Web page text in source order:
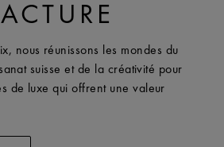
DISPONIBLE:
nous réunissons les mondes du
suisse et de la créativité pour
de luxe qui offrent une valeur